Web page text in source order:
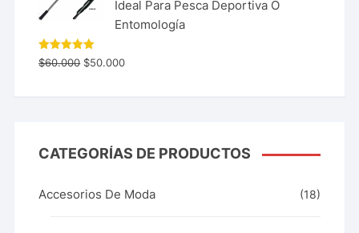
Ideal Para Pesca Deportiva O
Entomología
Valorado
con 5.00
$60.000 $50.000
CATEGORÍAS DE PRODUCTOS
Accesorios De Moda (18)